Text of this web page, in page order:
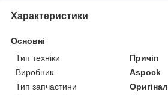
Характеристики
Основні
Тип техніки
Причіп
Виробник
Aspock
Тип запчастини
Оригінал